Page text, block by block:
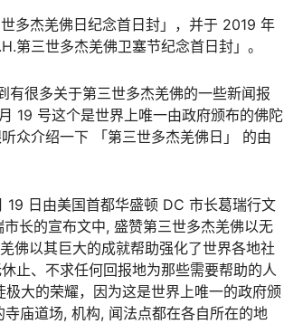
多杰羌佛日纪念首日封」，并于 2019 年
第三世多杰羌佛卫塞节纪念首日封」。
有很多关于第三世多杰羌佛的一些新闻报
19 号这个是世界上唯一由政府颁布的佛陀
众介绍一下 「第三世多杰羌佛日」 的由
日由美国首都华盛顿 DC 市长葛瑞行文
长的宣布文中, 盛赞第三世多杰羌佛以无
佛以其巨大的成就帮助强化了世界各地社
止、不求任何回报地为那些需要帮助的人
大的荣耀，因为这是世界上唯一的政府颁
庙道场, 机构, 闻法点都在各自所在的地